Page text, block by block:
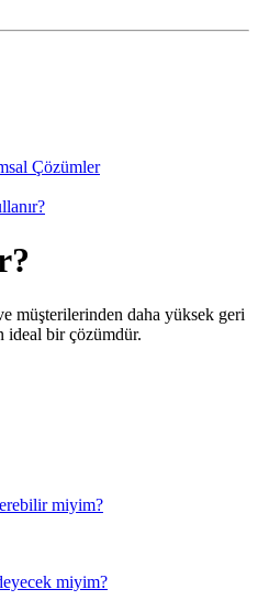
Çözümler
müşterilerinden daha yüksek geri
ideal bir çözümdür.​
miyim?
miyim?